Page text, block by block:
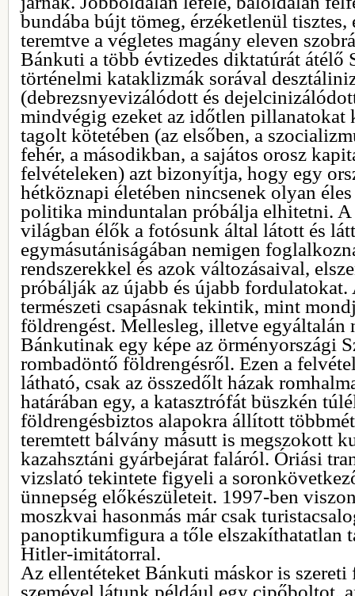
bundába bújt tömeg, érzéketlenül
teremtve a végletes magány eleven
Bánkuti a több évtizedes diktatúrát átélő
történelmi kataklizmák sorával
(debrezsnyevizálódott és
mindvégig ezeket az időtlen pillanatokat
tagolt kötetében (az elsőben, a
fehér, a másodikban, a sajátos orosz
felvételeken) azt bizonyítja, hogy egy
hétköznapi életében nincsenek olyan
politika minduntalan próbálja elhitetni. A
világban élők a fotósunk által látott és
egymásutániságában nemigen
rendszerekkel és azok változásaival,
próbálják az újabb és újabb
természeti csapásnak tekintik, mint
földrengést. Mellesleg, illetve egyáltalán
Bánkutinak egy képe az örményországi
rombadöntő földrengésről. Ezen a
látható, csak az összedőlt házak
határában egy, a katasztrófát büszkén
földrengésbiztos alapokra állított
teremtett bálvány másutt is megszokott
kazahsztáni gyárbejárat faláról. Óriási
vizslató tekintete figyeli a
ünnepség előkészületeit. 1997-ben
moszkvai hasonmás már csak
panoptikumfigura a tőle elszakíthatatlan
Hitler-imitátorral.
Az ellentéteket Bánkuti máskor is szereti
szemével látunk például egy cipőboltot,